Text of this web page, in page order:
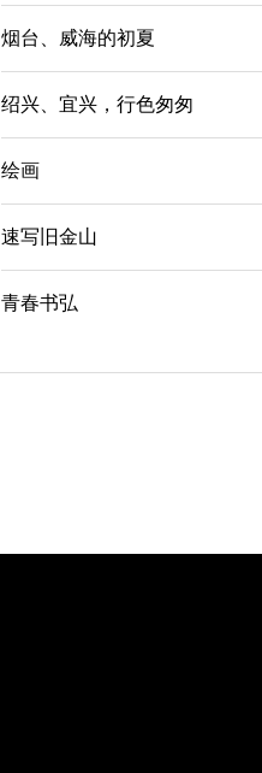
烟台、威海的初夏
绍兴、宜兴，行色匆匆
绘画
速写旧金山
青春书弘